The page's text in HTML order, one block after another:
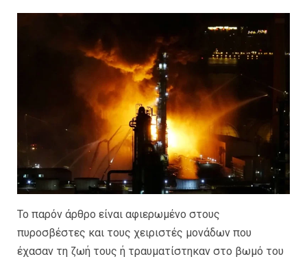
Το παρόν άρθρο είναι αφιερωμένο στους
πυροσβέστες και τους χειριστές μονάδων που
έχασαν τη ζωή τους ή τραυματίστηκαν στο βωμό του